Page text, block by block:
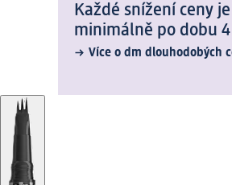
Každé snížení ceny
minimálně po dobu
Více o dm dlouhodobých